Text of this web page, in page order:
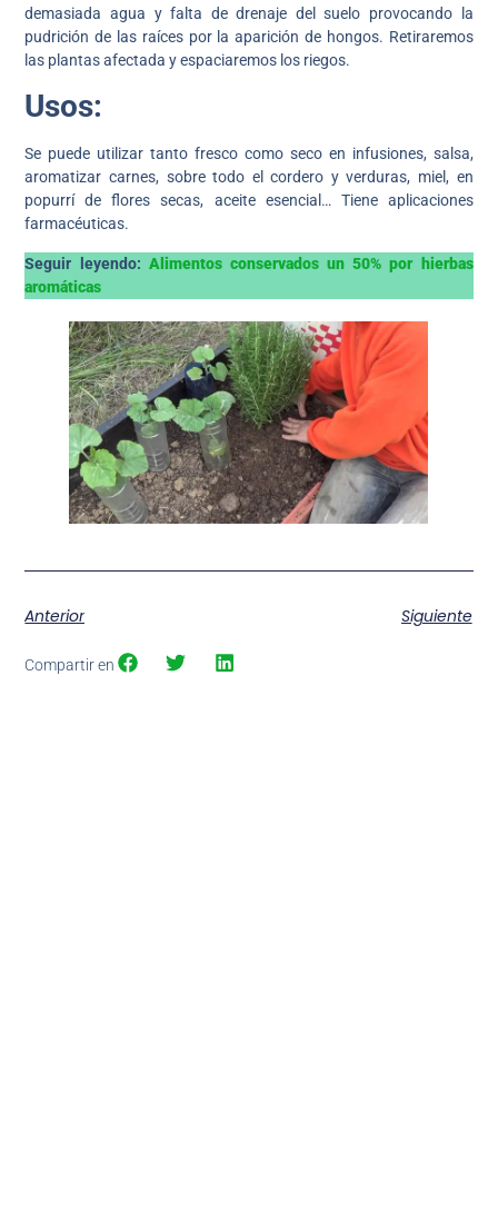
demasiada agua y falta de drenaje del suelo provocando la
pudrición de las raíces por la aparición de hongos. Retiraremos
las plantas afectada y espaciaremos los riegos.
Usos:
Se puede utilizar tanto fresco como seco en infusiones, salsa,
aromatizar carnes, sobre todo el cordero y verduras, miel, en
popurrí de flores secas, aceite esencial… Tiene aplicaciones
farmacéuticas.
Seguir leyendo: Alimentos conservados un 50% por hierbas
aromáticas
Anterior Siguiente
Compartir en